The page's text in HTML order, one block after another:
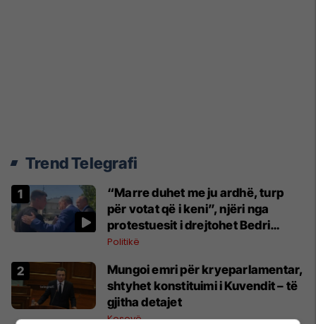
Trend Telegrafi
“Marre duhet me ju ardhë, turp
për votat që i keni”, njëri nga
protestuesit i drejtohet Bedri
Hamzës
Politikë
Mungoi emri për kryeparlamentar,
shtyhet konstituimi i Kuvendit – të
gjitha detajet
Kosovë